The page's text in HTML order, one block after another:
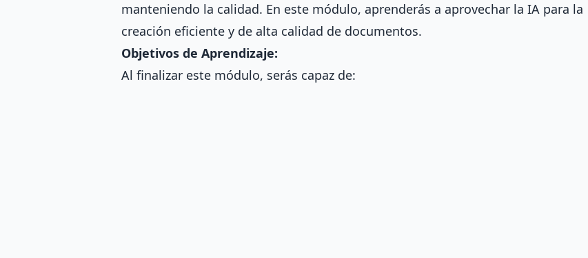
manteniendo la calidad. En este módulo, aprenderás a aprovechar la IA para la
creación eficiente y de alta calidad de documentos.
Objetivos de Aprendizaje:
Al finalizar este módulo, serás capaz de: